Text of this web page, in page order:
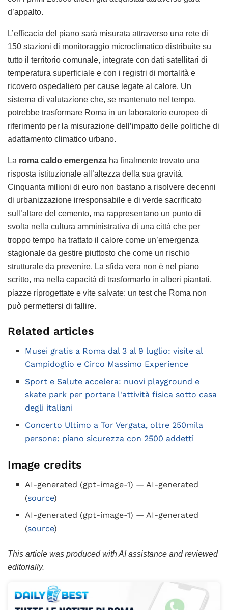
d’appalto.
L’efficacia del piano sarà misurata attraverso una rete di
150 stazioni di monitoraggio microclimatico distribuite su
tutto il territorio comunale, integrate con dati satellitari di
temperatura superficiale e con i registri di mortalità e
ricovero ospedaliero per cause legate al calore. Un
sistema di valutazione che, se mantenuto nel tempo,
potrebbe trasformare Roma in un laboratorio europeo di
riferimento per la misurazione dell’impatto delle politiche di
adattamento climatico urbano.
La roma caldo emergenza ha finalmente trovato una
risposta istituzionale all’altezza della sua gravità.
Cinquanta milioni di euro non bastano a risolvere decenni
di urbanizzazione irresponsabile e di verde sacrificato
sull’altare del cemento, ma rappresentano un punto di
svolta nella cultura amministrativa di una città che per
troppo tempo ha trattato il calore come un’emergenza
stagionale da gestire piuttosto che come un rischio
strutturale da prevenire. La sfida vera non è nel piano
scritto, ma nella capacità di trasformarlo in alberi piantati,
piazze riprogettate e vite salvate: un test che Roma non
può permettersi di fallire.
Related articles
Musei gratis a Roma dal 3 al 9 luglio: visite al
Campidoglio e Circo Massimo Experience
Sport e Salute accelera: nuovi playground e
skate park per portare l'attività fisica sotto casa
degli italiani
Concerto Ultimo a Tor Vergata, oltre 250mila
persone: piano sicurezza con 2500 addetti
Image credits
AI-generated (gpt-image-1) — AI-generated
(source)
AI-generated (gpt-image-1) — AI-generated
(source)
This article was produced with AI assistance and reviewed
editorially.